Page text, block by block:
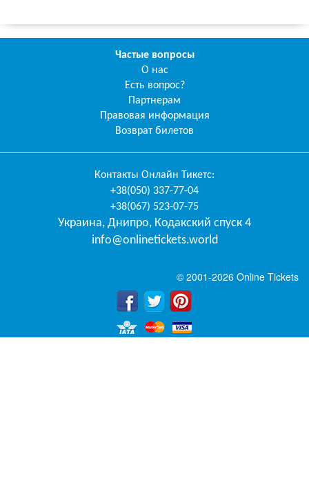
Частые вопросы
О нас
Есть вопрос?
Партнерам
Правовая информация
Возврат билетов
Контакты Онлайн Тикетс:
+38(050) 337-77-04
+38(067) 523-07-75
Украина, Днипро, Кодакский спуск 4
info@onlinetickets.world
© 2001-2026 Online Tickets